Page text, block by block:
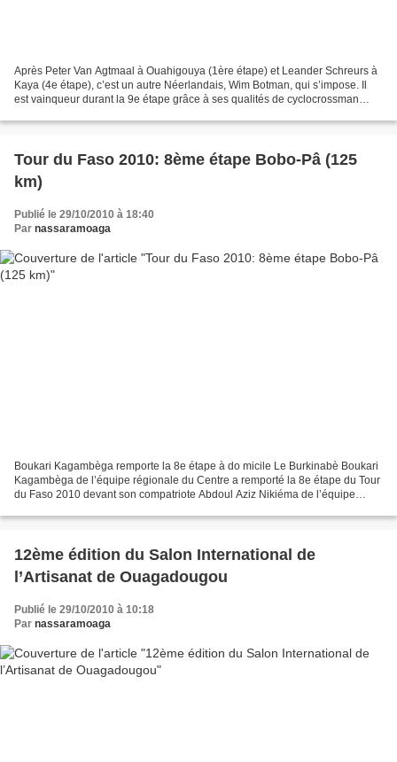
Après Peter Van Agtmaal à Ouahigouya (1ère étape) et Leander Schreurs à
Kaya (4e étape), c’est un autre Néerlandais, Wim Botman, qui s’impose. Il
est vainqueur durant la 9e étape grâce à ses qualités de cyclocrossman
Tour du Faso 2010: 8ème étape Bobo-Pâ (125
km)
Publié le 29/10/2010 à 18:40
Par nassaramoaga
Boukari Kagambèga remporte la 8e étape à do micile Le Burkinabè Boukari
Kagambèga de l’équipe régionale du Centre a remporté la 8e étape du Tour
du Faso 2010 devant son compatriote Abdoul Aziz Nikiéma de l’équipe
12ème édition du Salon International de
l’Artisanat de Ouagadougou
Publié le 29/10/2010 à 10:18
Par nassaramoaga